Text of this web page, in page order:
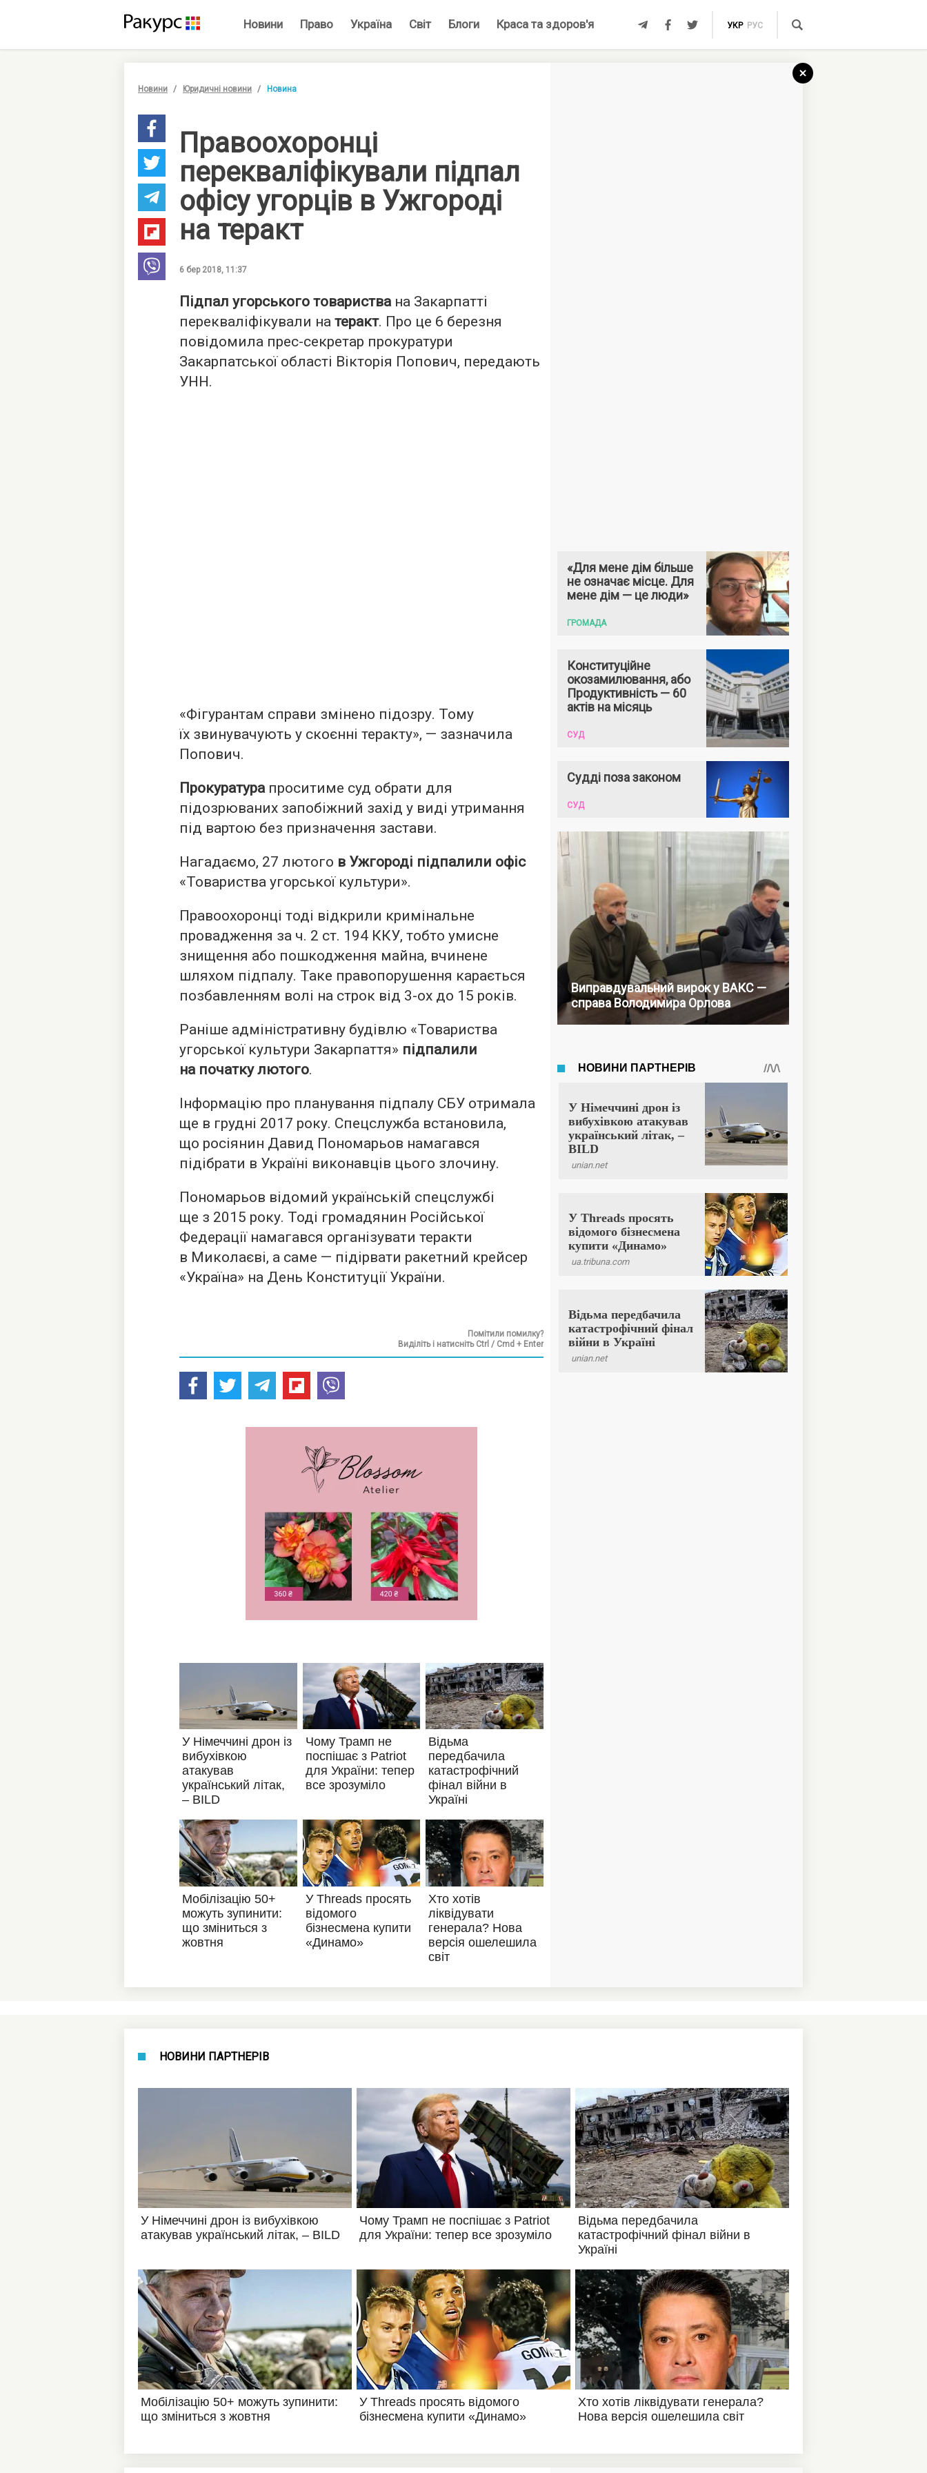
Новини Право Україна Світ Блоги Краса та здоров'я УКР РУС
Новини Юридичні новини Новина
Правоохоронці
перекваліфікували підпал
офісу угорців в Ужгороді
на теракт
6 бер 2018, 11:37
Підпал угорського товариствана Закарпатті
перекваліфікували на теракт. Про це 6 березня
повідомила прес-секретар прокуратури
Закарпатської області Вікторія Попович, передають
УНН.
«Фігурантам справи змінено підозру. Тому
їх звинувачують у скоєнні теракту», — зазначила
Попович.
Прокуратурапроситиме суд обрати для
підозрюваних запобіжний захід у виді утримання
під вартою без призначення застави.
Нагадаємо, 27 лютого в Ужгороді підпалили офіс
«Товариства угорської культури».
Правоохоронці тоді відкрили кримінальне
провадження за ч. 2 ст. 194 ККУ, тобто умисне
знищення або пошкодження майна, вчинене
шляхом підпалу. Таке правопорушення карається
позбавленням волі на строк від 3-ох до 15 років.
Раніше адміністративну будівлю «Товариства
угорської культури Закарпаття» підпалили
на початку лютого.
Інформацію про планування підпалу СБУ отримала
ще в грудні 2017 року. Спецслужба встановила,
що росіянин Давид Пономарьов намагався
підібрати в Україні виконавців цього злочину.
Пономарьов відомий українській спецслужбі
ще з 2015 року. Тоді громадянин Російської
Федерації намагався організувати теракти
в Миколаєві, а саме — підірвати ракетний крейсер
«Україна» на День Конституції України.
Помітили помилку?
Виділіть і натисніть Ctrl / Cmd + Enter
«Для мене дім більше
не означає місце. Для
мене дім — це люди»
ГРОМАДА
Конституційне
окозамилювання, або
Продуктивність — 60
актів на місяць
СУД
Судді поза законом
СУД
Виправдувальний вирок у ВАКС —
справа Володимира Орлова
НОВИНИ ПАРТНЕРІВ